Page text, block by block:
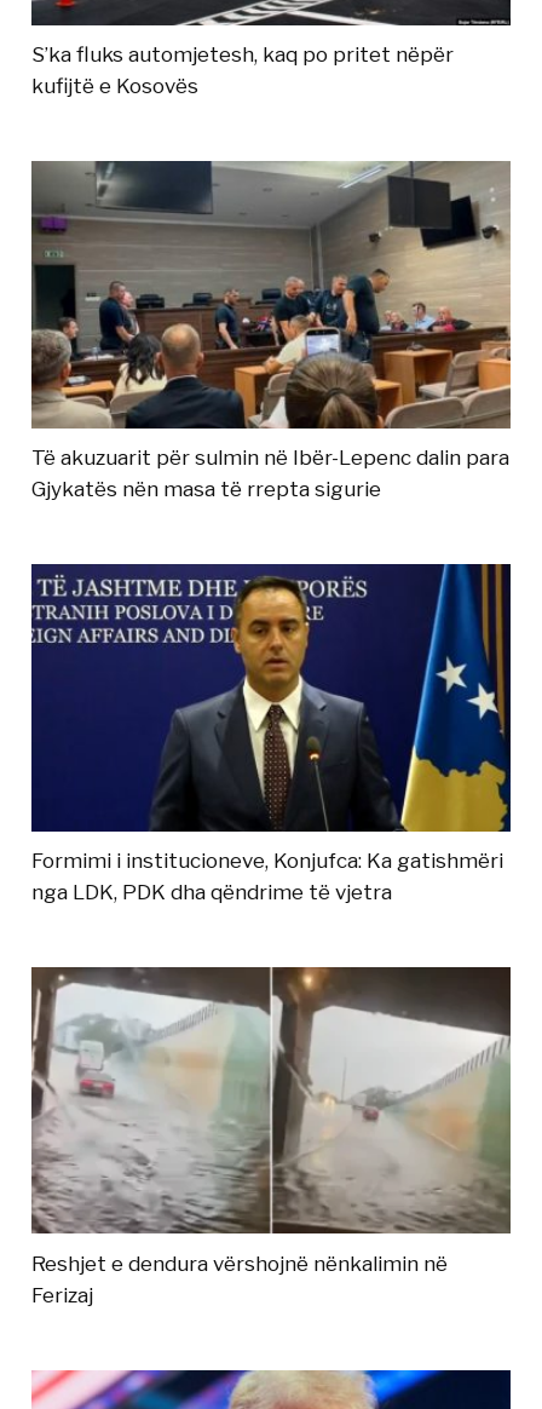
S’ka fluks automjetesh, kaq po pritet nëpër
kufijtë e Kosovës
Të akuzuarit për sulmin në Ibër-Lepenc dalin para
Gjykatës nën masa të rrepta sigurie
Formimi i institucioneve, Konjufca: Ka gatishmëri
nga LDK, PDK dha qëndrime të vjetra
Reshjet e dendura vërshojnë nënkalimin në
Ferizaj